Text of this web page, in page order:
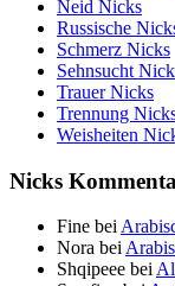
Neid Nicks
Russische
Schmerz Nicks
Sehnsucht
Trauer Nicks
Trennung
Weisheiten
Nicks
Fine bei
Nora bei
Shqipeee bei